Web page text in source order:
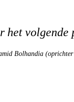
het
Bolhandia